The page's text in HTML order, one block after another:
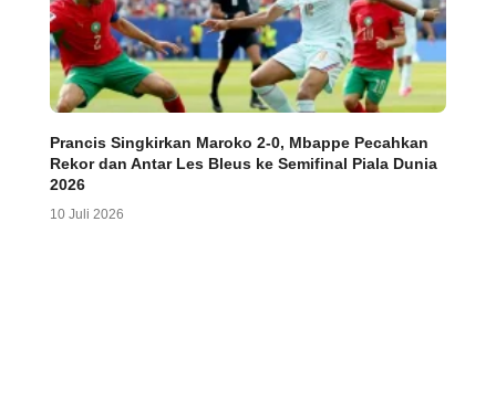
Prancis Singkirkan Maroko 2-0, Mbappe Pecahkan
Rekor dan Antar Les Bleus ke Semifinal Piala Dunia
2026
10 Juli 2026